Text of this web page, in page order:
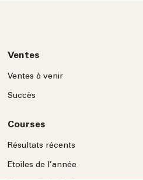
Ventes
Ventes à venir
Succès
Courses
Résultats récents
Etoiles de l’année